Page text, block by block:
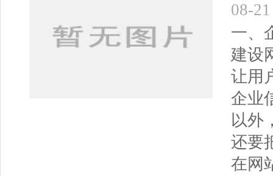
08-21
一、
建设
让用
企业
以外
还要
在网